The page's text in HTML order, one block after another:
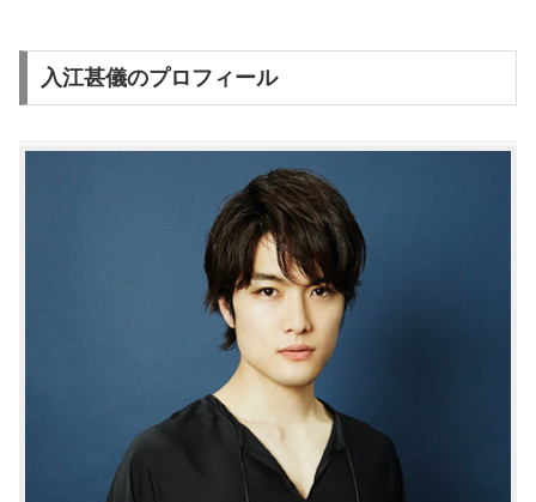
入江甚儀のプロフィール